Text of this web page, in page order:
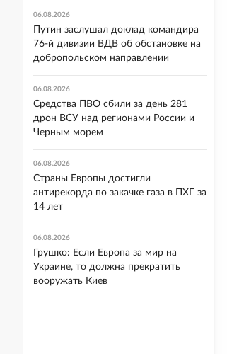
06.08.2026
Путин заслушал доклад командира
76-й дивизии ВДВ об обстановке на
добропольском направлении
06.08.2026
Средства ПВО сбили за день 281
дрон ВСУ над регионами России и
Черным морем
06.08.2026
Страны Европы достигли
антирекорда по закачке газа в ПХГ за
14 лет
06.08.2026
Грушко: Если Европа за мир на
Украине, то должна прекратить
вооружать Киев